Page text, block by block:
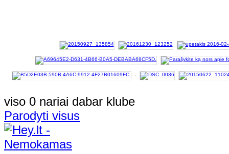
viso 0 nariai dabar klube
Parodyti visus